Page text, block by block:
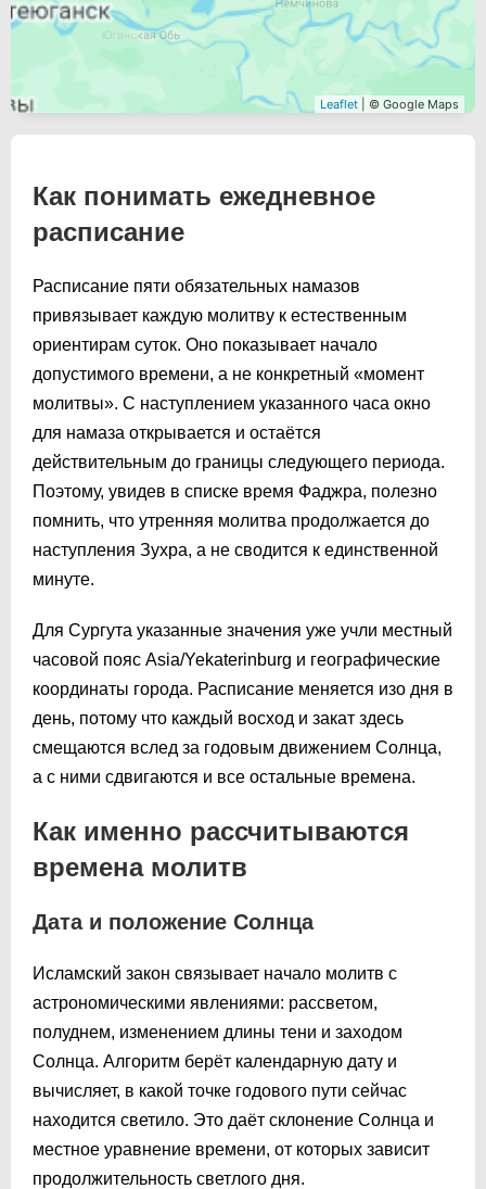
Leaflet | © Google Maps
Как понимать ежедневное
расписание
Расписание пяти обязательных намазов
привязывает каждую молитву к естественным
ориентирам суток. Оно показывает начало
допустимого времени, а не конкретный «момент
молитвы». С наступлением указанного часа окно
для намаза открывается и остаётся
действительным до границы следующего периода.
Поэтому, увидев в списке время Фаджра, полезно
помнить, что утренняя молитва продолжается до
наступления Зухра, а не сводится к единственной
минуте.
Для Сургута указанные значения уже учли местный
часовой пояс Asia/Yekaterinburg и географические
координаты города. Расписание меняется изо дня в
день, потому что каждый восход и закат здесь
смещаются вслед за годовым движением Солнца,
а с ними сдвигаются и все остальные времена.
Как именно рассчитываются
времена молитв
Дата и положение Солнца
Исламский закон связывает начало молитв с
астрономическими явлениями: рассветом,
полуднем, изменением длины тени и заходом
Солнца. Алгоритм берёт календарную дату и
вычисляет, в какой точке годового пути сейчас
находится светило. Это даёт склонение Солнца и
местное уравнение времени, от которых зависит
продолжительность светлого дня.